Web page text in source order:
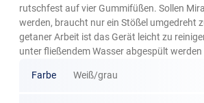
rutschfest auf vier Gummifüßen. Sollen
werden, braucht nur ein Stößel umgedreht
getaner Arbeit ist das Gerät leicht zu
unter fließendem Wasser abgespült werden
Farbe Weiß/grau